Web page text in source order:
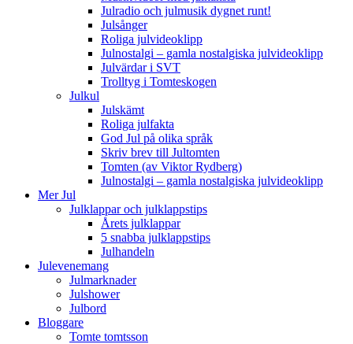
Julradio och julmusik dygnet runt!
Julsånger
Roliga julvideoklipp
Julnostalgi – gamla nostalgiska julvideoklipp
Julvärdar i SVT
Trolltyg i Tomteskogen
Julkul
Julskämt
Roliga julfakta
God Jul på olika språk
Skriv brev till Jultomten
Tomten (av Viktor Rydberg)
Julnostalgi – gamla nostalgiska julvideoklipp
Mer Jul
Julklappar och julklappstips
Årets julklappar
5 snabba julklappstips
Julhandeln
Julevenemang
Julmarknader
Julshower
Julbord
Bloggare
Tomte tomtsson